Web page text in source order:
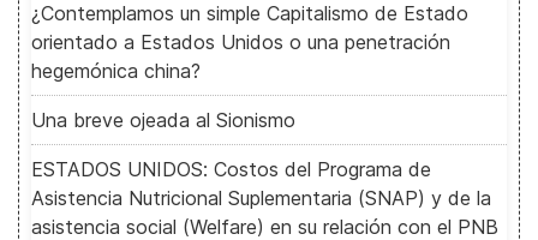
¿Contemplamos un simple Capitalismo de Estado
orientado a Estados Unidos o una penetración
hegemónica china?
Una breve ojeada al Sionismo
ESTADOS UNIDOS: Costos del Programa de
Asistencia Nutricional Suplementaria (SNAP) y de la
asistencia social (Welfare) en su relación con el PNB